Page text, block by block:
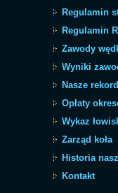
Regulamin
Regulamin
Zawody
Wyniki
Nasze
Opłaty
Wykaz
Zarząd koła
Historia
Kontakt